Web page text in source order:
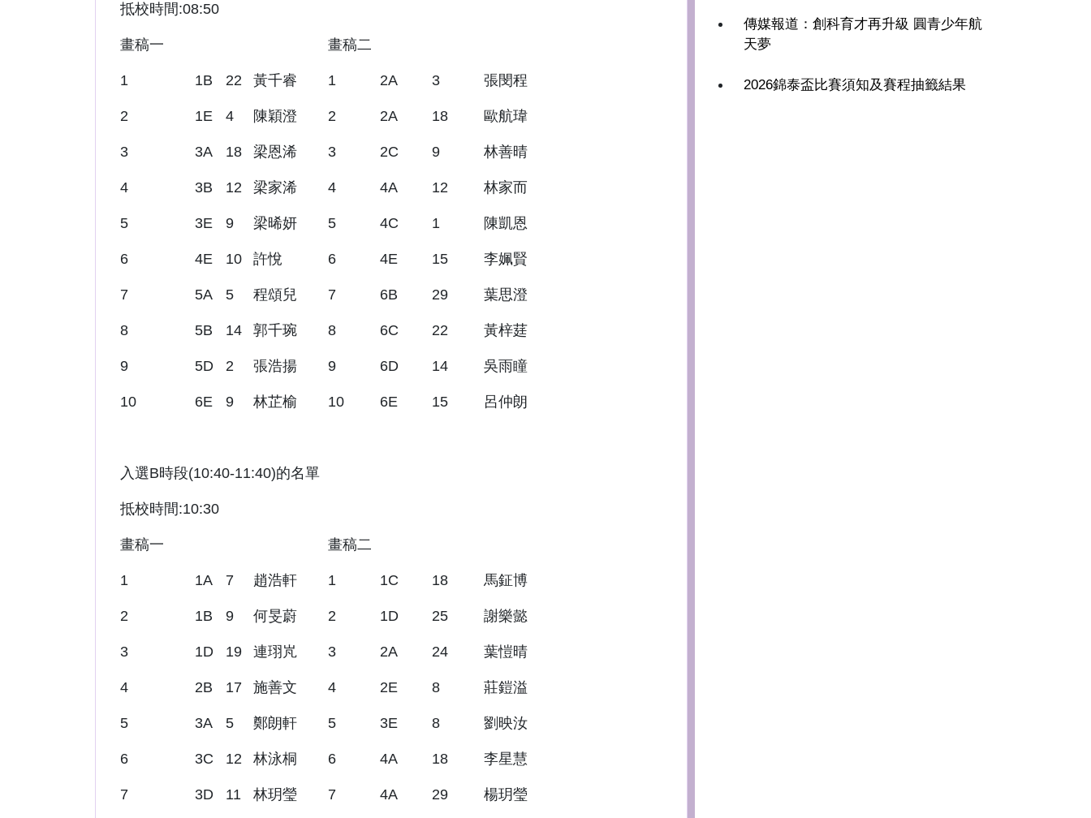
抵校時間:08:50
畫稿一 畫稿二
1 1B 22 黃千睿 1 2A 3 張閔程
2 1E 4 陳穎澄 2 2A 18 歐航瑋
3 3A 18 梁恩浠 3 2C 9 林善晴
4 3B 12 梁家浠 4 4A 12 林家而
5 3E 9 梁晞妍 5 4C 1 陳凱恩
6 4E 10 許悅 6 4E 15 李姵賢
7 5A 5 程頌兒 7 6B 29 葉思澄
8 5B 14 郭千琬 8 6C 22 黃梓莛
9 5D 2 張浩揚 9 6D 14 吳雨瞳
10 6E 9 林芷榆 10 6E 15 呂仲朗
入選B時段(10:40-11:40)的名單
抵校時間:10:30
畫稿一 畫稿二
1 1A 7 趙浩軒 1 1C 18 馬鉦博
2 1B 9 何旻蔚 2 1D 25 謝樂懿
3 1D 19 連珝㞩 3 2A 24 葉愷晴
4 2B 17 施善文 4 2E 8 莊鎧溢
5 3A 5 鄭朗軒 5 3E 8 劉映汝
6 3C 12 林泳桐 6 4A 18 李星慧
7 3D 11 林玥瑩 7 4A 29 楊玥瑩
傳媒報道：創科育才再升級 圓青少年航
天夢
2026錦泰盃比賽須知及賽程抽籤結果